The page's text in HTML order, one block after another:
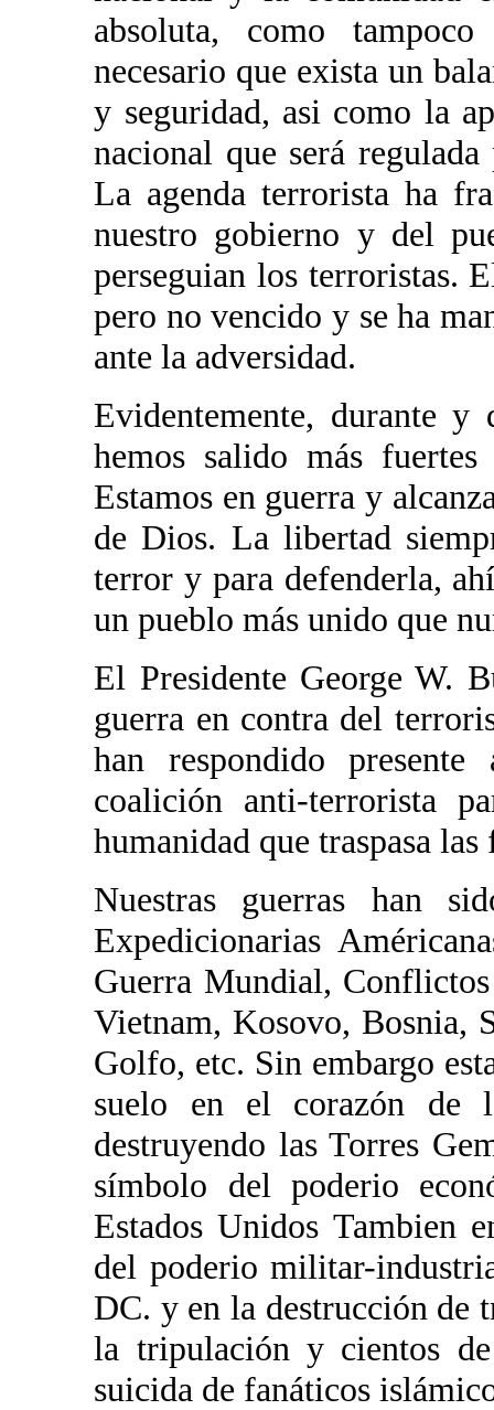
absoluta, como
necesario que exista un
y seguridad, asi como la
nacional que será
La agenda terrorista ha
nuestro gobierno y del
perseguian los terroristas.
pero no vencido y se ha
ante la adversidad.
Evidentemente, durante y
hemos salido más
Estamos en guerra y
de Dios. La libertad
terror y para defenderla,
un pueblo más unido que
El Presidente George W.
guerra en contra del
han respondido
coalición anti-terrorista
humanidad que traspasa
Nuestras guerras han
Expedicionarias
Guerra Mundial,
Vietnam, Kosovo, Bosnia,
Golfo, etc. Sin embargo
suelo en el corazón de
destruyendo las Torres
símbolo del poderio
Estados Unidos Tambien
del poderio militar-
DC. y en la destrucción de
la tripulación y cientos
suicida de fanáticos